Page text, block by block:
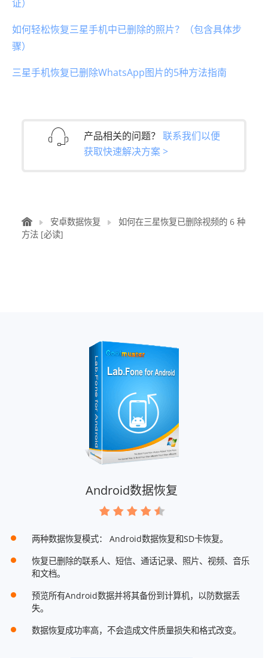
证）
如何轻松恢复三星手机中已删除的照片？（包含具体步
骤）
三星手机恢复已删除WhatsApp图片的5种方法指南
产品相关的问题？ 联系我们以便
获取快速解决方案 >
安卓数据恢复
如何在三星恢复已删除视频的 6 种
方法 [必读]
Android数据恢复
两种数据恢复模式： Android数据恢复和SD卡恢复。
恢复已删除的联系人、短信、通话记录、照片、视频、音乐
和文档。
预览所有Android数据并将其备份到计算机，以防数据丢
失。
数据恢复成功率高，不会造成文件质量损失和格式改变。